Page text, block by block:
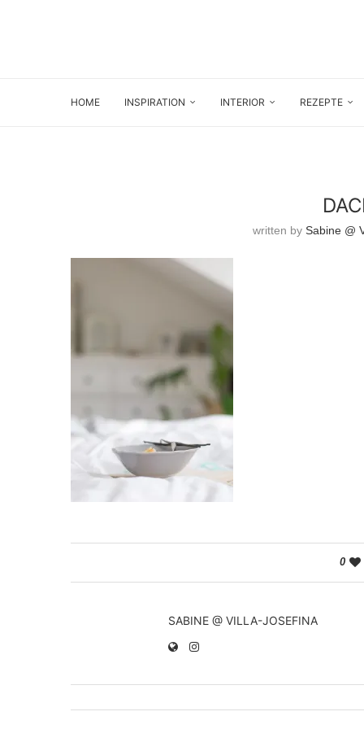
HOME INSPIRATION INTERIOR REZEPTE
written by Sabine @
0
SABINE @ VILLA-JOSEFINA